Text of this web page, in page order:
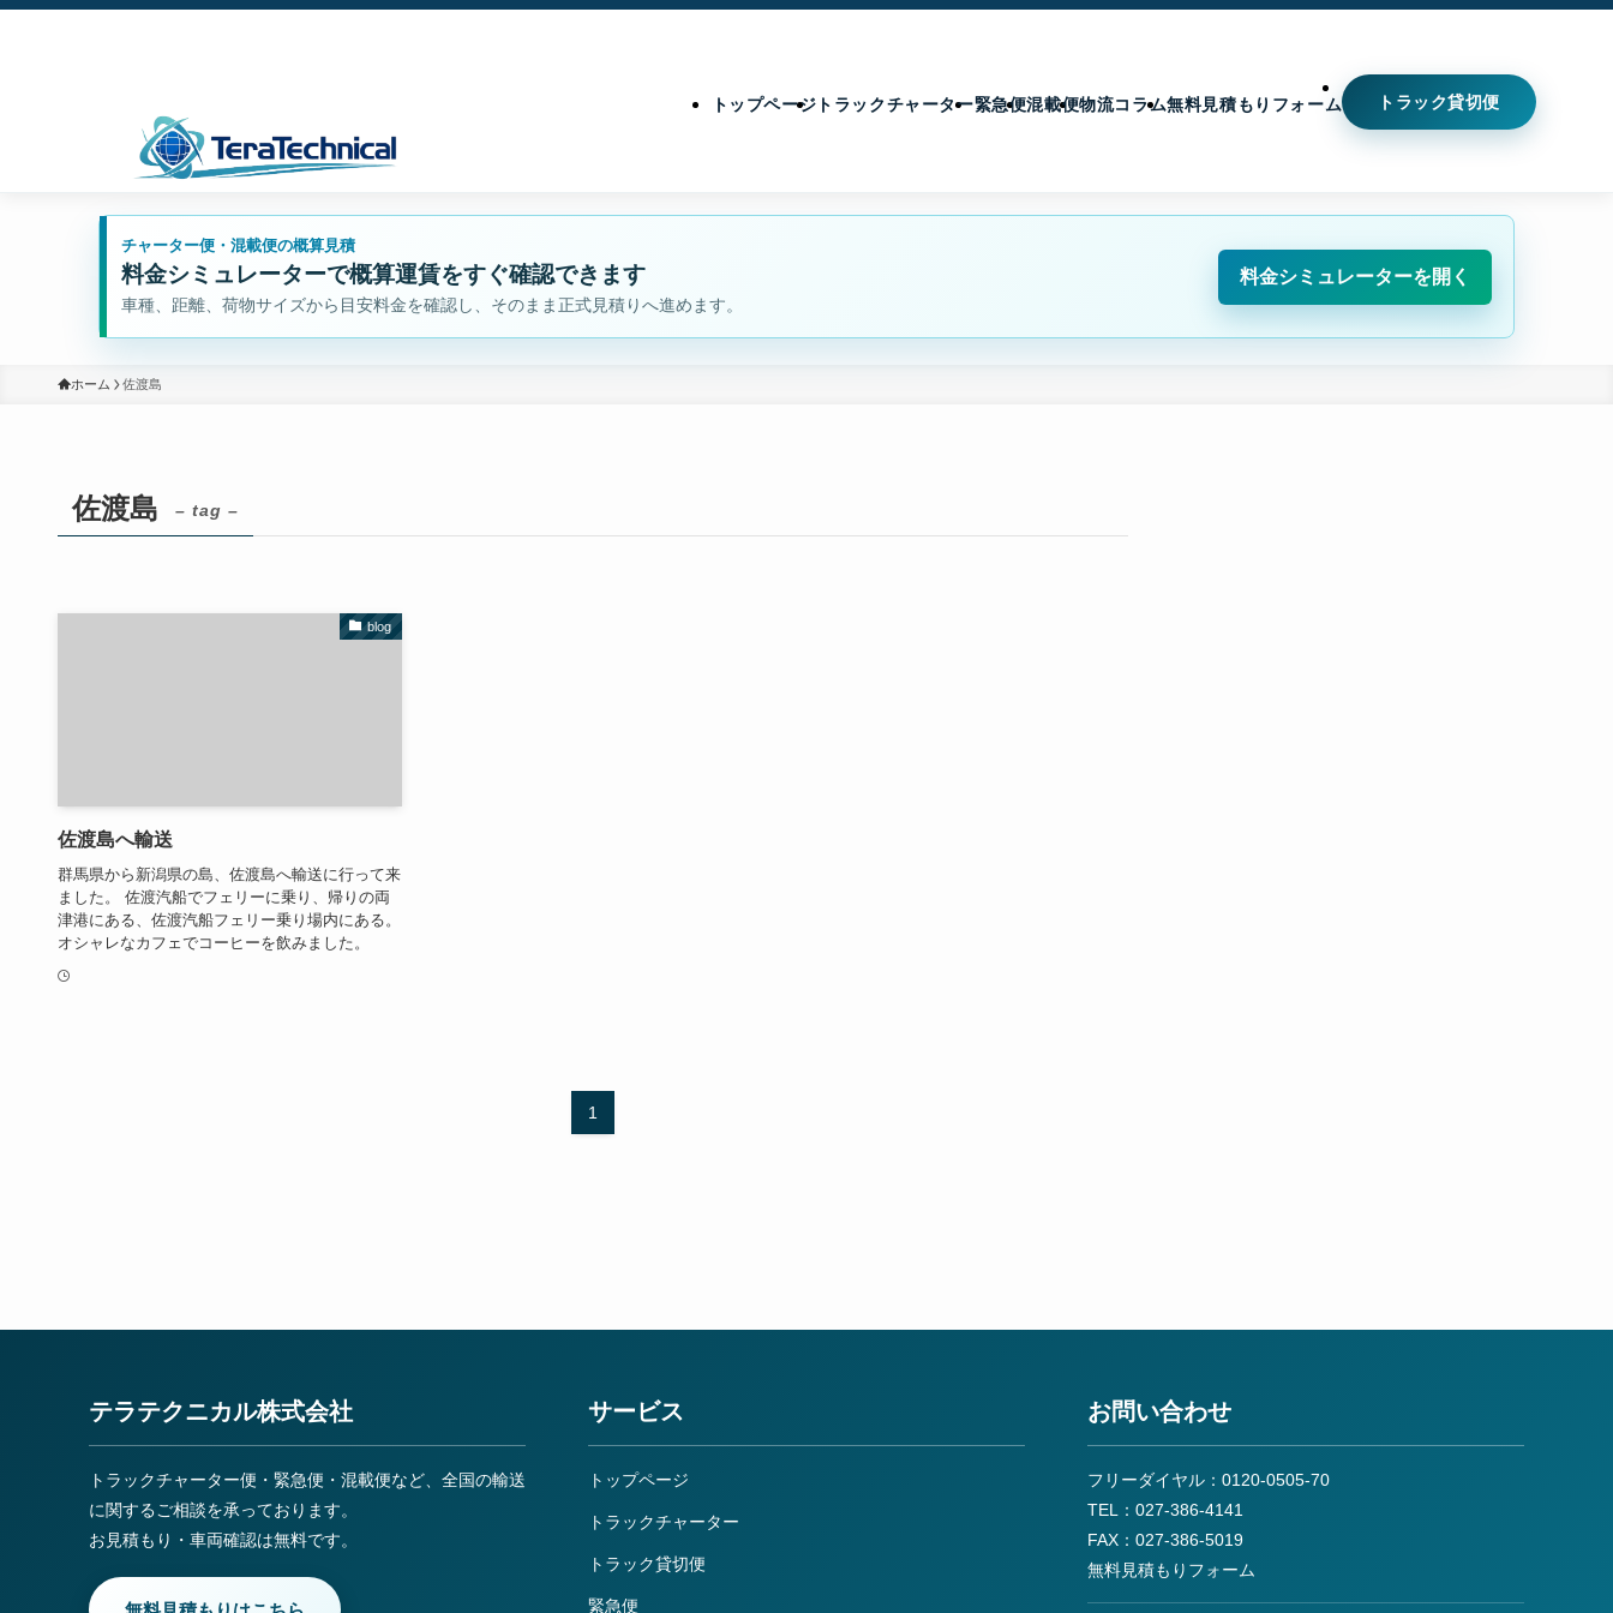
トップページ トラックチャーター緊急便混載便物流コラム無料見積もりフォーム トラック貸切便
チャーター便・混載便の概算見積
料金シミュレーターで概算運賃をすぐ確認できます
車種、距離、荷物サイズから目安料金を確認し、そのまま正式見積りへ進めます。
料金シミュレーターを開く
ホーム 佐渡島
佐渡島 – tag –
blog
佐渡島へ輸送
群馬県から新潟県の島、佐渡島へ輸送に行って来
ました。 佐渡汽船でフェリーに乗り、帰りの両
津港にある、佐渡汽船フェリー乗り場内にある。
オシャレなカフェでコーヒーを飲みました。
1
テラテクニカル株式会社
トラックチャーター便・緊急便・混載便など、全国の輸送
に関するご相談を承っております。
お見積もり・車両確認は無料です。
サービス
トップページ
トラックチャーター
トラック貸切便
緊急便
お問い合わせ
フリーダイヤル：0120-0505-70
TEL：027-386-4141
FAX：027-386-5019
無料見積もりフォーム